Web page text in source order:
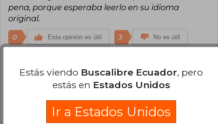
estudio y debate académico en todo el mundo.
pena, porque esperaba leerlo en su idioma
original.
0 Esta opinión es útil 3 No es útil
agregar tu propia evaluación.
67% (2)
0% (0)
Estás viendo Buscalibre Ecuador, pero
estás en Estados Unidos
Ir a Estados Unidos